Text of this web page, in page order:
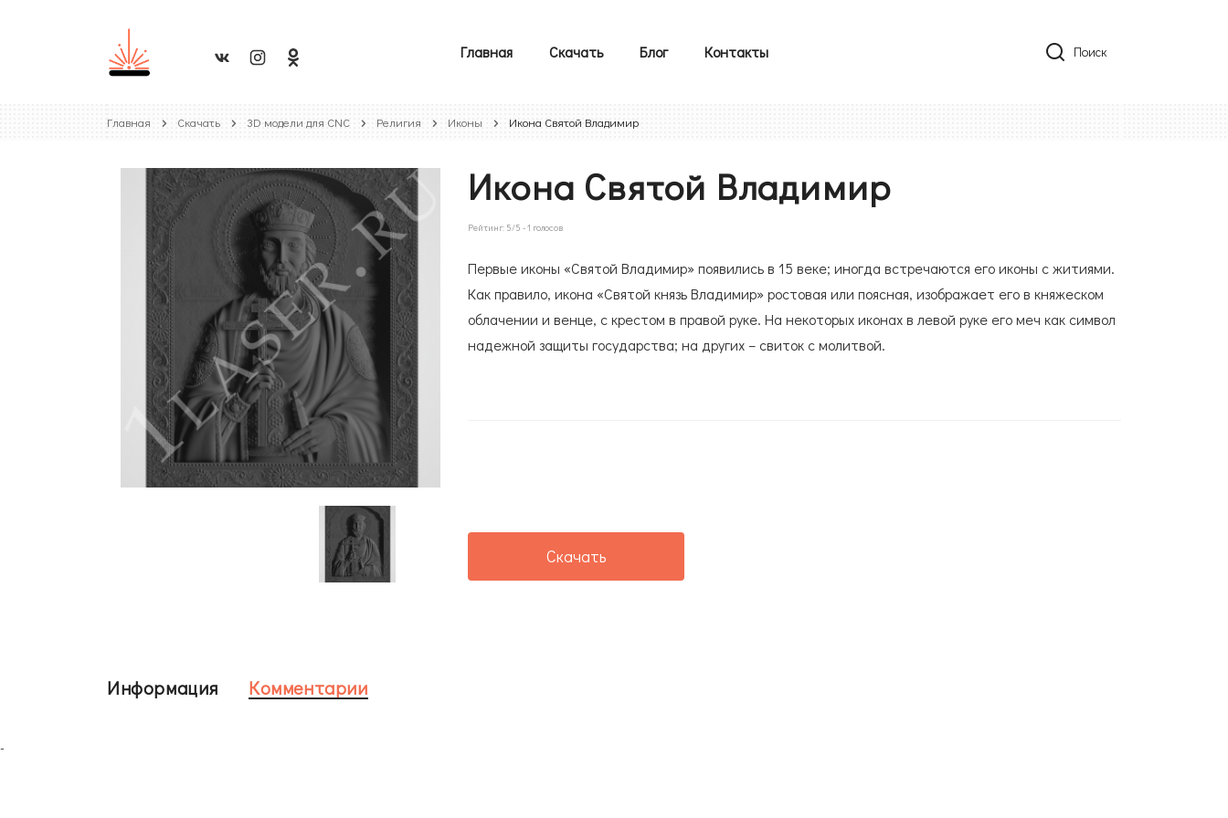
Главная Скачать Блог Контакты Поиск
Главная Скачать 3D модели для CNC Религия Иконы Икона Святой Владимир
Икона Святой Владимир
Рейтинг: 5/5 -1 голосов
Первые иконы «Святой Владимир» появились в 15 веке; иногда встречаются его иконы с житиями.
Как правило, икона «Святой князь Владимир» ростовая или поясная, изображает его в княжеском
облачении и венце, с крестом в правой руке. На некоторых иконах в левой руке его меч как символ
надежной защиты государства; на других – свиток с молитвой.
Скачать
Информация Комментарии
-